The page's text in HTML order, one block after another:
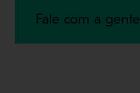
Fale com a gente